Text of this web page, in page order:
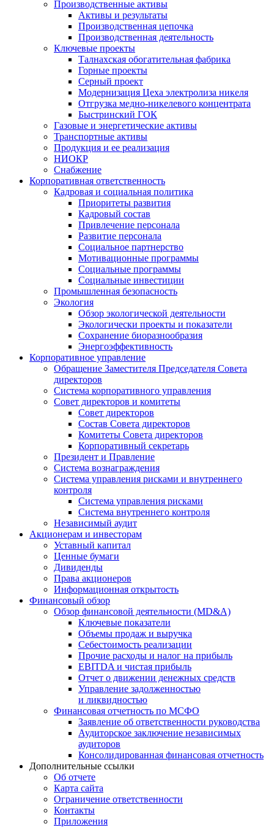
Производственные активы
Активы и результаты
Производственная цепочка
Производственная деятельность
Ключевые проекты
Талнахская обогатительная фабрика
Горные проекты
Серный проект
Модернизация Цеха электролиза никеля
Отгрузка медно-никелевого концентрата
Быстринский ГОК
Газовые и энергетические активы
Транспортные активы
Продукция и ее реализация
НИОКР
Снабжение
Корпоративная ответственность
Кадровая и социальная политика
Приоритеты развития
Кадровый состав
Привлечение персонала
Развитие персонала
Социальное партнерство
Мотивационные программы
Социальные программы
Социальные инвестиции
Промышленная безопасность
Экология
Обзор экологической деятельности
Экологически проекты и показатели
Сохранение биоразнообразия
Энергоэффективность
Корпоративное управление
Обращение Заместителя Председателя Совета
директоров
Система корпоративного управления
Совет директоров и комитеты
Совет директоров
Состав Совета директоров
Комитеты Совета директоров
Корпоративный секретарь
Президент и Правление
Система вознаграждения
Система управления рисками и внутреннего
контроля
Система управления рисками
Система внутреннего контроля
Независимый аудит
Акционерам и инвесторам
Уставный капитал
Ценные бумаги
Дивиденды
Права акционеров
Информационная открытость
Финансовый обзор
Обзор финансовой деятельности (MD&A)
Ключевые показатели
Объемы продаж и выручка
Себестоимость реализации
Прочие расходы и налог на прибыль
EBITDA и чистая прибыль
Отчет о движении денежных средств
Управление задолженностью
и ликвидностью
Финансовая отчетность по МСФО
Заявление об ответственности руководства
Аудиторское заключение независимых
аудиторов
Консолидированная финансовая отчетность
Дополнительные ссылки
Об отчете
Карта сайта
Ограничение ответственности
Контакты
Приложения